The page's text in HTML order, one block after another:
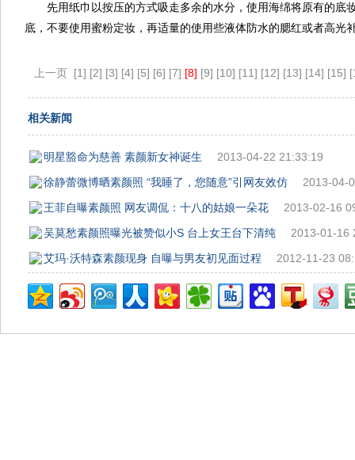
先用纸巾以按压的方式吸走多余的水分，使用海绵将原有的底
底，不要使用蜜粉定妆，再适量的使用些液体防水的腮红或者高光
上一页 [1] [2] [3] [4] [5] [6] [7] [8] [9] [10] [11] [12] [13] [14] [15]
相关新闻
明星豁命为慈善 素颜新女神诞生
2013-04-22 21:33:19
徐静蕾微博晒素颜照 “我睡了，您随意”引网友效仿
2013-04-
王菲自曝素颜照 网友调侃：十八的姑娘一朵花
2013-02-16
吴莫愁素颜照曝光被赞似小S 台上女王台下清纯
2013-01-16
艾玛·沃特森素颜现身 自曝与男友初见面过程
2012-11-23